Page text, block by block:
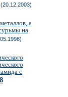
а
на
с